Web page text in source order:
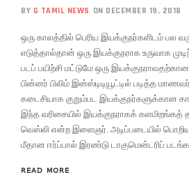
BY G TAMIL NEWS ON DECEMBER 19, 2018
ஒரு காலத்தில் பெரிய இயக்குநர்களிடம் பல
எடுத்தால்தான் ஒரு இயக்குநராக உருவாக
படப் பயிற்சி மட்டுமே ஒரு இயக்குநராவதற்கான
பின்னர் பிலிம் இன்ஸ்டிடியூட்டில் படித்த
கடைசியாக குறும்பட இயக்குநர்களுக்கான
இந்த வரிசையில் இயக்குநராகக் களமிறங்கத்
வெஸ்லி என்ற இளைஞர். அடிப்படையில்
மீதான ஈர்ப்பால் இரண்டு டாகுமென்டரிப்
READ MORE